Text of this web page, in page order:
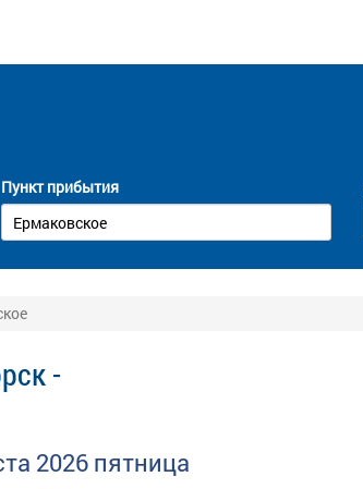
Пункт прибытия
-
2026 пятница